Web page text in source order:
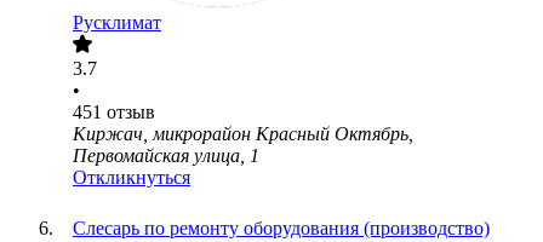
Русклимат
3.7
•
451 отзыв
Киржач, микрорайон Красный Октябрь,
Первомайская улица, 1
Откликнуться
Слесарь по ремонту оборудования (производство)